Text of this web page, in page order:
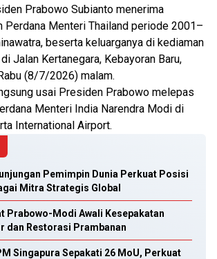
Prabowo Subianto menerima
Perdana Menteri Thailand periode 2001–
beserta keluarganya di kediaman
Jalan Kertanegara, Kebayoran Baru,
(8/7/2026) malam.
usai Presiden Prabowo melepas
Menteri India Narendra Modi di
International Airport.
Pemimpin Dunia Perkuat Posisi
Mitra Strategis Global
Prabowo-Modi Awali Kesepakatan
dan Restorasi Prambanan
Singapura Sepakati 26 MoU, Perkuat